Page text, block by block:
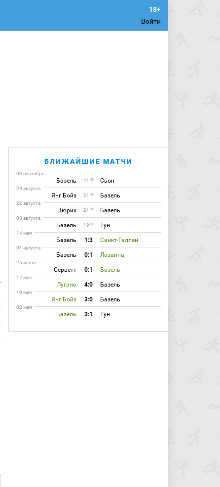
Войти
БЛИЖАЙШИЕ МАТЧИ
03 сентября
Базель 21 30 Сьон
29 августа
Янг Бойз 21 30 Базель
22 августа
Цюрих 21 30 Базель
08 августа
Базель 19 00 Тун
14 мая
Базель 1:3 Санкт-Галлен
01 августа
Базель 0:1 Лозанна
25 июля
Серветт 0:1 Базель
17 мая
Лугано 4:0 Базель
10 мая
Янг Бойз 3:0 Базель
02 мая
Базель 3:1 Тун